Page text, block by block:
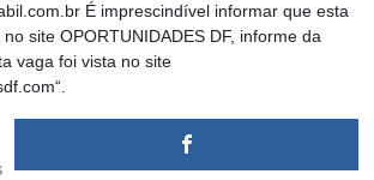
É imprescindível informar que esta
site OPORTUNIDADES DF, informe da
vaga foi vista no site